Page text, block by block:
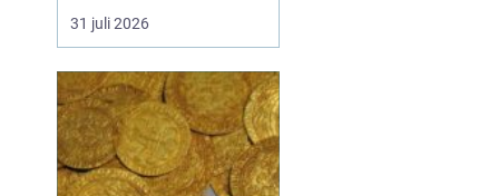
på en uteservering. Rätt
parasoller gör
attraktiva, förlänger
säsongen och skyddar
både gäster och möbler.
Samtidigt påverkar de
31 juli 2026